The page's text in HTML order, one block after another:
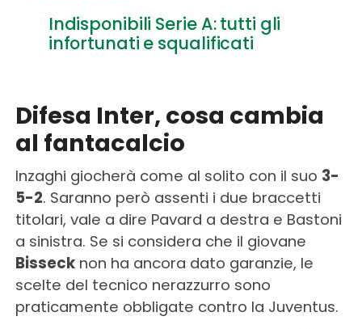
Indisponibili Serie A: tutti gli
infortunati e squalificati
Difesa Inter, cosa cambia
al fantacalcio
Inzaghi giocherà come al solito con il suo 3-
5-2. Saranno però assenti i due braccetti
titolari, vale a dire Pavard a destra e Bastoni
a sinistra. Se si considera che il giovane
Bissecknon ha ancora dato garanzie, le
scelte del tecnico nerazzurro sono
praticamente obbligate contro la Juventus.